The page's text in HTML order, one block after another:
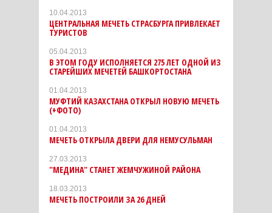
10.04.2013
ЦЕНТРАЛЬНАЯ МЕЧЕТЬ СТРАСБУРГА ПРИВЛЕКАЕТ
ТУРИСТОВ
05.04.2013
В ЭТОМ ГОДУ ИСПОЛНЯЕТСЯ 275 ЛЕТ ОДНОЙ ИЗ
СТАРЕЙШИХ МЕЧЕТЕЙ БАШКОРТОСТАНА
01.04.2013
МУФТИЙ КАЗАХСТАНА ОТКРЫЛ НОВУЮ МЕЧЕТЬ
(+ФОТО)
01.04.2013
МЕЧЕТЬ ОТКРЫЛА ДВЕРИ ДЛЯ НЕМУСУЛЬМАН
27.03.2013
"МЕДИНА" СТАНЕТ ЖЕМЧУЖИНОЙ РАЙОНА
18.03.2013
МЕЧЕТЬ ПОСТРОИЛИ ЗА 26 ДНЕЙ